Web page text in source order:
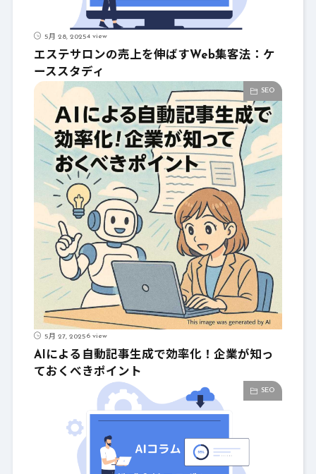
5月 28, 20254 view
エステサロンの売上を伸ばすWeb集客法：ケ
ーススタディ
SEO
5月 27, 20256 view
AIによる自動記事生成で効率化！企業が知っ
ておくべきポイント
SEO